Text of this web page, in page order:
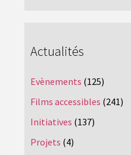
Actualités
Evènements (125)
Films accessibles (241)
Initiatives (137)
Projets (4)